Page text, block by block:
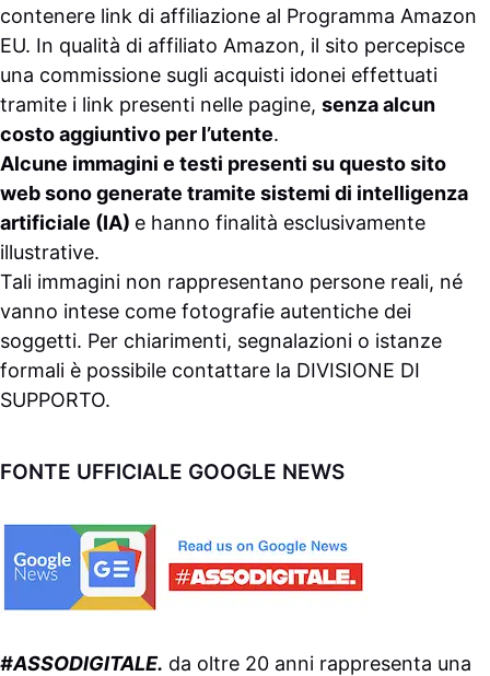
contenere link di affiliazione al Programma Amazon
EU. In qualità di affiliato Amazon, il sito percepisce
una commissione sugli acquisti idonei effettuati
tramite i link presenti nelle pagine, senza alcun
costo aggiuntivo per l’utente.
Alcune immagini e testi presenti su questo sito
web sono generate tramite sistemi di intelligenza
artificiale (IA) e hanno finalità esclusivamente
illustrative.
Tali immagini non rappresentano persone reali, né
vanno intese come fotografie autentiche dei
soggetti. Per chiarimenti, segnalazioni o istanze
formali è possibile contattare la DIVISIONE DI
SUPPORTO.
FONTE UFFICIALE GOOGLE NEWS
#ASSODIGITALE. da oltre 20 anni rappresenta una